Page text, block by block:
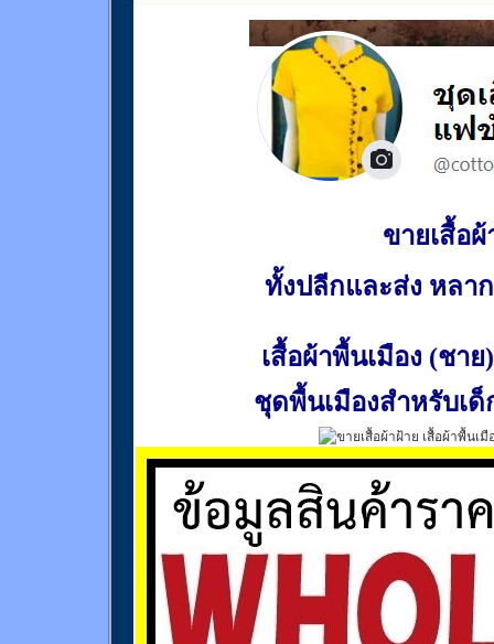
ขายเสื้อผ้
ทั้งปลีกและส่ง หลา
เสื้อผ้าพื้นเมือง (ชาย)
ชุดพื้นเมืองสำหรับเด็